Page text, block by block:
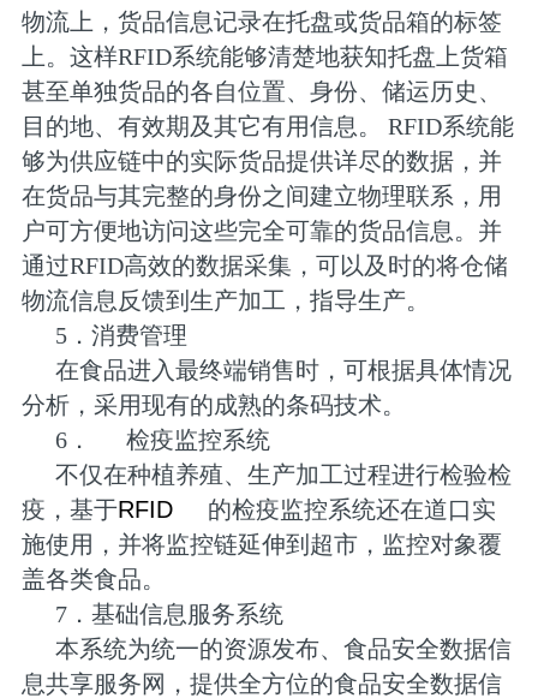
物流上，货品信息记录在托盘或货品箱的标签
上。这样RFID系统能够清楚地获知托盘上货箱
甚至单独货品的各自位置、身份、储运历史、
目的地、有效期及其它有用信息。 RFID系统能
够为供应链中的实际货品提供详尽的数据，并
在货品与其完整的身份之间建立物理联系，用
户可方便地访问这些完全可靠的货品信息。并
通过RFID高效的数据采集，可以及时的将仓储
物流信息反馈到生产加工，指导生产。
5．消费管理
在食品进入最终端销售时，可根据具体情况
分析，采用现有的成熟的条码技术。
6．
检疫监控系统
不仅在种植养殖、生产加工过程进行检验检
疫，基于RFID
的检疫监控系统还在道口实
施使用，并将监控链延伸到超市，监控对象覆
盖各类食品。
7．基础信息服务系统
本系统为统一的资源发布、食品安全数据信
息共享服务网，提供全方位的食品安全数据信